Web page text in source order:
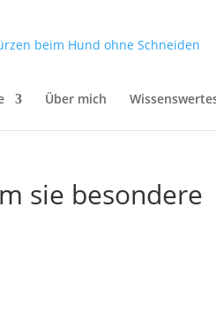
Über mich
sie besondere